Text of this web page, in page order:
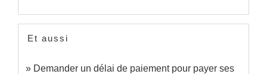
Et aussi
Demander un délai de paiement pour payer ses